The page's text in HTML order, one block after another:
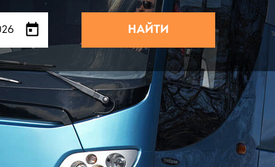
НАЙТИ